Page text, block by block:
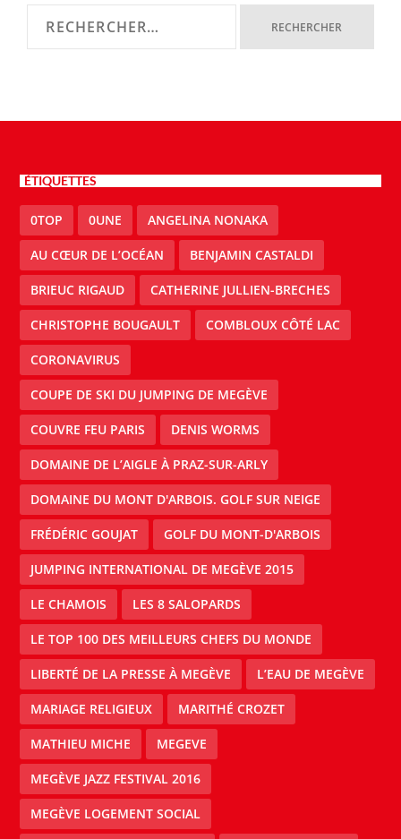
ÉTIQUETTES
0TOP 0UNE ANGELINA NONAKA
AU CŒUR DE L’OCÉAN BENJAMIN CASTALDI
BRIEUC RIGAUD CATHERINE JULLIEN-BRECHES
CHRISTOPHE BOUGAULT COMBLOUX CÔTÉ LAC
CORONAVIRUS
COUPE DE SKI DU JUMPING DE MEGÈVE
COUVRE FEU PARIS DENIS WORMS
DOMAINE DE L’AIGLE À PRAZ-SUR-ARLY
DOMAINE DU MONT D'ARBOIS. GOLF SUR NEIGE
FRÉDÉRIC GOUJAT GOLF DU MONT-D'ARBOIS
JUMPING INTERNATIONAL DE MEGÈVE 2015
LE CHAMOIS LES 8 SALOPARDS
LE TOP 100 DES MEILLEURS CHEFS DU MONDE
LIBERTÉ DE LA PRESSE À MEGÈVE L’EAU DE MEGÈVE
MARIAGE RELIGIEUX MARITHÉ CROZET
MATHIEU MICHE MEGEVE
MEGÈVE JAZZ FESTIVAL 2016
MEGÈVE LOGEMENT SOCIAL